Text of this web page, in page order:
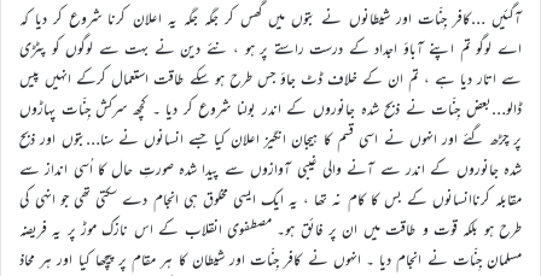
آگئیں …کافر جِنّات اور شیطانوں نے بتوں میں گھس کر جگہ جگہ یہ اعلان کرنا شروع کر دیا کہ
اے لوگو تم اپنے آباؤ اجداد کے درست راستے پر ہو ، نئے دین نے بہت سے لوگوں کو پٹڑی
سے اتار دیا ہے ، تم ان کے خلاف ڈٹ جاؤ جس طرح ہو سکے طاقت استعمال کرکے انہیں پیس
ڈالو…بعض جِنّات نے ذبح شدہ جانوروں کے اندر بولنا شروع کر دیا ۔ کچھ سرکش جِنّات پہاڑوں
پر چڑھ گئے اور انہوں نے اسی قسم کا ہیجان انگیز اعلان کیا جسے انسانوں نے سنا…بتوں اور ذبح
شدہ جانوروں کے اندر سے آنے والی غیبی آوازوں سے پیدا شدہ صورتِ حال کا اُسی انداز سے
مقابلہ کرناانسانوں کے بس کا کام نہ تھا ، یہ ایک ایسی مخلوق ہی انجام دے سکتی تھی جو انہی کی
طرح ہو بلکہ قوت و طاقت میں ان پر فائق ہو۔ مصطفوی انقلاب کے اس نازک موڑ پر یہ فریضہ
مسلمان جِنّات نے انجام دیا ۔ انہوں نے کافر جِنّات اور شیطان کا ہر مقام پر پیچھا کیا اور ہر محاذ